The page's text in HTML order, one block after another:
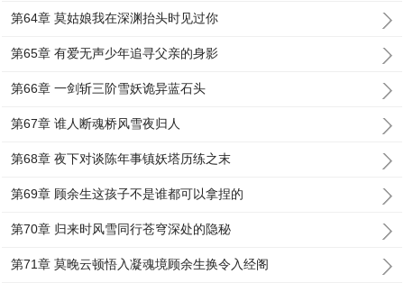
第64章 莫姑娘我在深渊抬头时见过你
第65章 有爱无声少年追寻父亲的身影
第66章 一剑斩三阶雪妖诡异蓝石头
第67章 谁人断魂桥风雪夜归人
第68章 夜下对谈陈年事镇妖塔历练之末
第69章 顾余生这孩子不是谁都可以拿捏的
第70章 归来时风雪同行苍穹深处的隐秘
第71章 莫晚云顿悟入凝魂境顾余生换令入经阁